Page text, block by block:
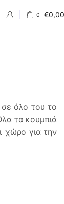
0 €0,00
σε όλο του το
τα κουμπιά
χώρο για την